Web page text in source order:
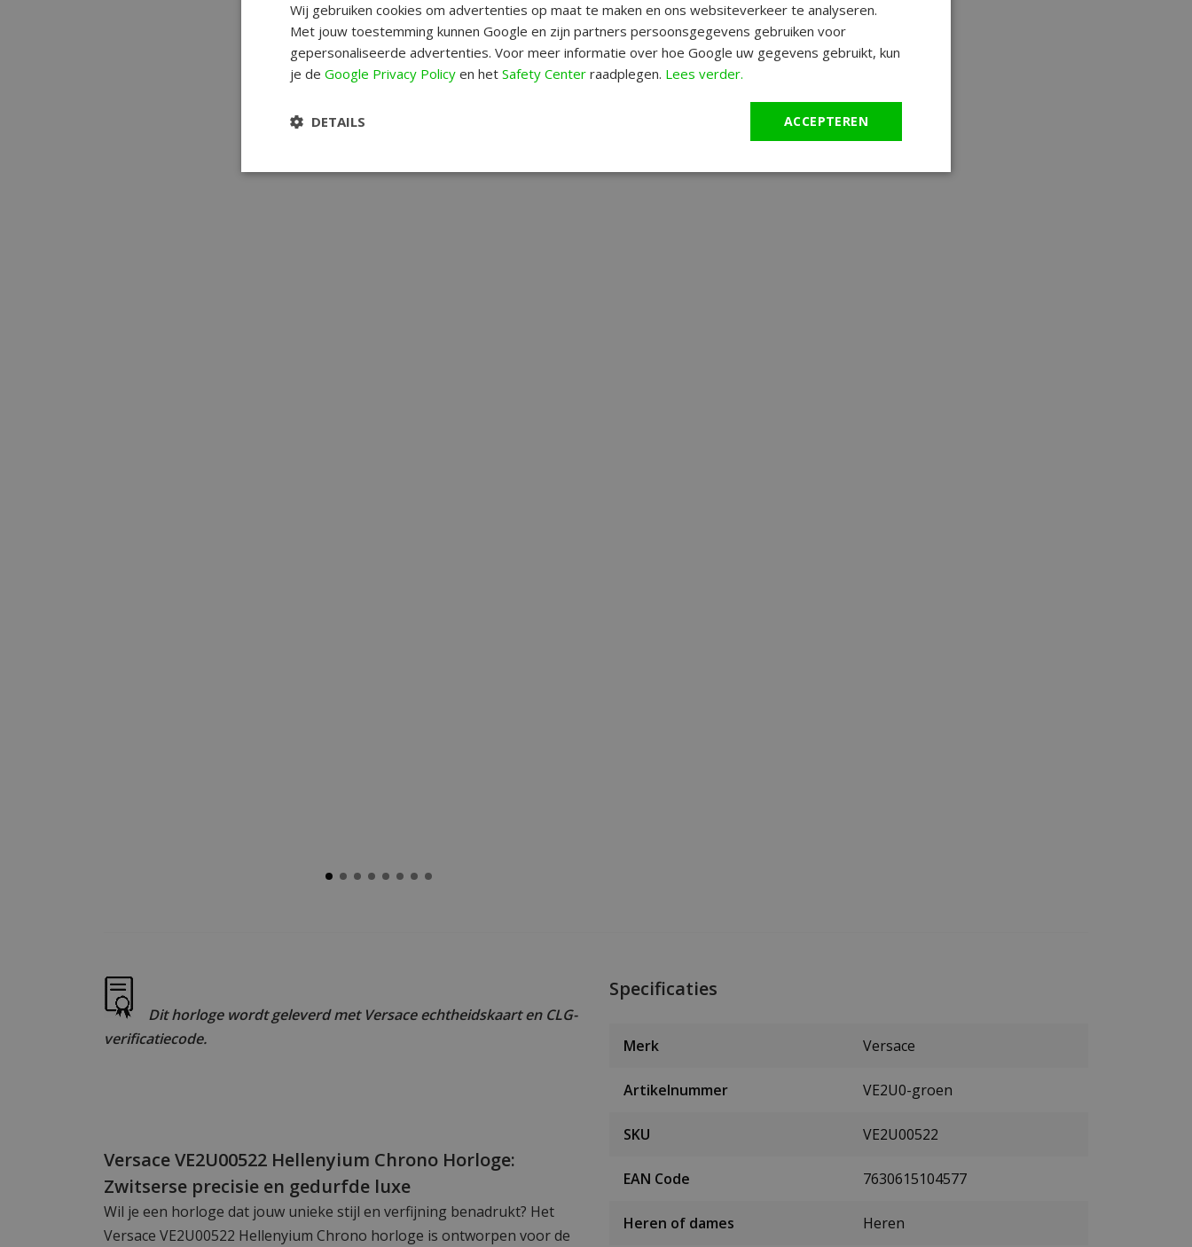
Dit horloge wordt geleverd met Versace echtheidskaart en CLG-
verificatiecode.
Versace VE2U00522 Hellenyium Chrono Horloge:
Zwitserse precisie en gedurfde luxe
Wil je een horloge dat jouw unieke stijl en verfijning benadrukt? Het
Versace VE2U00522 Hellenyium Chrono horloge is ontworpen voor de
Specificaties
Merk Versace
Artikelnummer VE2U0-groen
SKU VE2U00522
EAN Code 7630615104577
Heren of dames Heren
Wij gebruiken cookies om advertenties op maat te maken en ons websiteverkeer te analyseren.
Met jouw toestemming kunnen Google en zijn partners persoonsgegevens gebruiken voor
gepersonaliseerde advertenties. Voor meer informatie over hoe Google uw gegevens gebruikt, kun
je de Google Privacy Policy en het Safety Center raadplegen. Lees verder.
ACCEPTEREN
DETAILS